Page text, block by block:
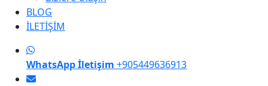
BLOG
İLETİŞİM
WhatsApp İletişim +905449636913